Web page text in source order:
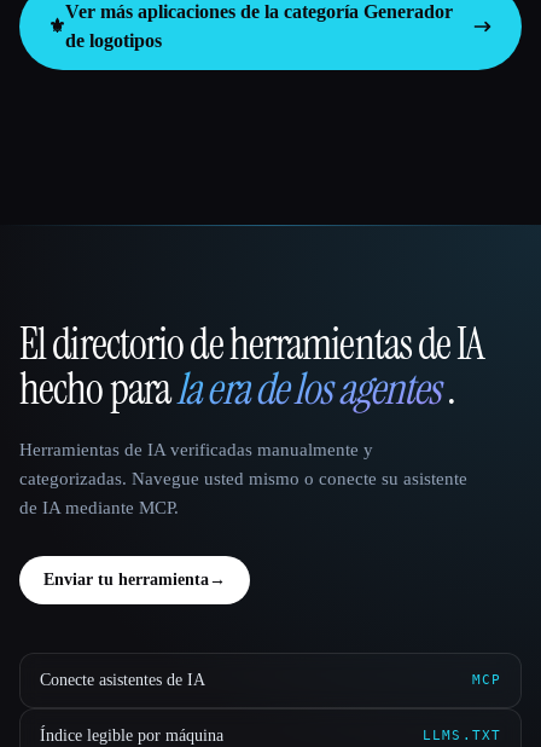
⚜️
Ver más aplicaciones de la categoría Generador
de logotipos
That AI Collection
El directorio de herramientas de IA
hecho parala era de los agentes.
Herramientas de IA verificadas manualmente y
categorizadas. Navegue usted mismo o conecte su asistente
de IA mediante MCP.
Enviar tu herramienta→
Conecte asistentes de IA MCP
Índice legible por máquina LLMS.TXT